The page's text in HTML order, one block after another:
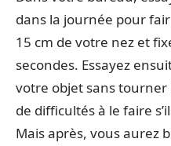
dans la journée pour
15 cm de votre nez et
secondes. Essayez
votre objet sans tourner
de difficultés à le faire
Mais après, vous aurez